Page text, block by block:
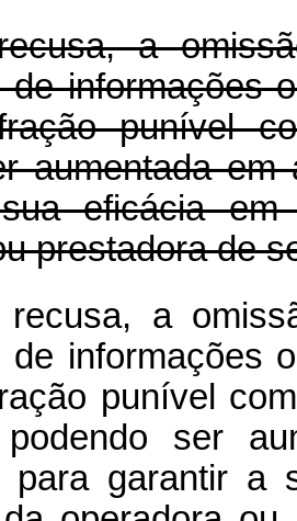
a
de informações
punível
aumentada
eficácia em
prestadora de
a
de informações
punível
ser
para garantir a